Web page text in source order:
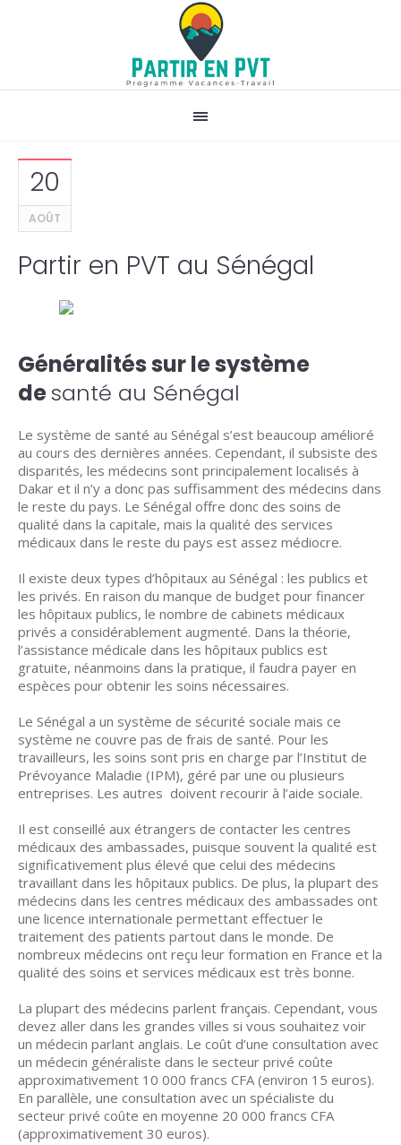
20
AOÛT
Partir en PVT au Sénégal
Généralités sur le système
desanté au Sénégal
Le système de santé au Sénégal s’est beaucoup amélioré
au cours des dernières années. Cependant, il subsiste des
disparités, les médecins sont principalement localisés à
Dakar et il n’y a donc pas suffisamment des médecins dans
le reste du pays. Le Sénégal offre donc des soins de
qualité dans la capitale, mais la qualité des services
médicaux dans le reste du pays est assez médiocre.
Il existe deux types d’hôpitaux au Sénégal : les publics et
les privés. En raison du manque de budget pour financer
les hôpitaux publics, le nombre de cabinets médicaux
privés a considérablement augmenté. Dans la théorie,
l’assistance médicale dans les hôpitaux publics est
gratuite, néanmoins dans la pratique, il faudra payer en
espèces pour obtenir les soins nécessaires.
Le Sénégal a un système de sécurité sociale mais ce
système ne couvre pas de frais de santé. Pour les
travailleurs, les soins sont pris en charge par l’Institut de
Prévoyance Maladie (IPM), géré par une ou plusieurs
entreprises. Les autres doivent recourir à l’aide sociale.
Il est conseillé aux étrangers de contacter les centres
médicaux des ambassades, puisque souvent la qualité est
significativement plus élevé que celui des médecins
travaillant dans les hôpitaux publics. De plus, la plupart des
médecins dans les centres médicaux des ambassades ont
une licence internationale permettant effectuer le
traitement des patients partout dans le monde. De
nombreux médecins ont reçu leur formation en France et la
qualité des soins et services médicaux est très bonne.
La plupart des médecins parlent français. Cependant, vous
devez aller dans les grandes villes si vous souhaitez voir
un médecin parlant anglais. Le coût d’une consultation avec
un médecin généraliste dans le secteur privé coûte
approximativement 10 000 francs CFA (environ 15 euros).
En parallèle, une consultation avec un spécialiste du
secteur privé coûte en moyenne 20 000 francs CFA
(approximativement 30 euros).